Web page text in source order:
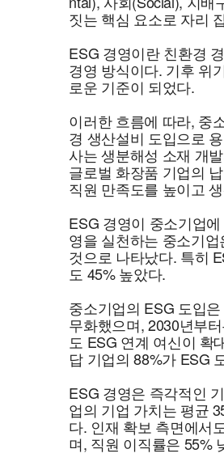
짓는 핵심 요소로 자리
ESG 경영이란 친환경
경영 방식이다. 기후 위
로운 기준이 되었다.
이러한 흐름에 따라, 중
경 생산설비 도입으로
사는 생분해성 소재 개
글로벌 화장품 기업의
직원 만족도를 높이고
ESG 경영이 중소기업
영을 실천하는 중소기
것으로 나타났다. 특히
도 45% 높았다.
중소기업의 ESG 도입
무화했으며, 2030년부
도 ESG 연계 여신이 확
답 기업의 88%가 ESG
ESG 경영은 즉각적인
업의 기업 가치는 평균
다. 인재 확보 측면에서
며, 직원 이직률은 55%